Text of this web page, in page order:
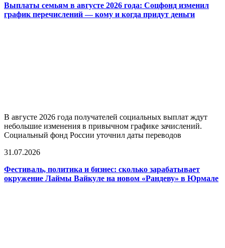
Выплаты семьям в августе 2026 года: Соцфонд изменил
график перечислений — кому и когда придут деньги
В августе 2026 года получателей социальных выплат ждут
небольшие изменения в привычном графике зачислений.
Социальный фонд России уточнил даты переводов
31.07.2026
Фестиваль, политика и бизнес: сколько зарабатывает
окружение Лаймы Вайкуле на новом «Рандеву» в Юрмале